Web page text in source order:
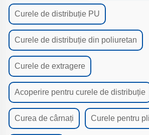
Curele de distribuție PU
Curele de distribuție din poliuretan
Curele de extragere
Acoperire pentru curele de distribuție
Curea de cârnați Curele pentru